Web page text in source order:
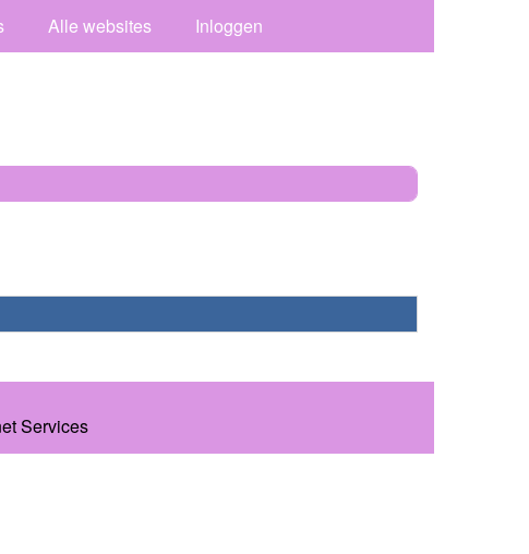
Alle websites Inloggen
Services